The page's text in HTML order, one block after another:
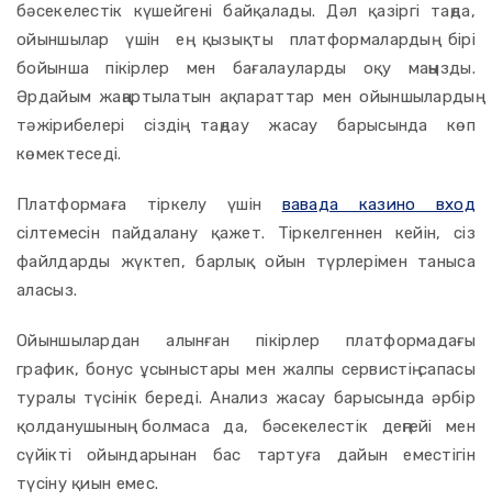
бәсекелестік күшейгені байқалады. Дәл қазіргі таңда,
ойыншылар үшін ең қызықты платформалардың бірі
бойынша пікірлер мен бағалауларды оқу маңызды.
Әрдайым жаңартылатын ақпараттар мен ойыншылардың
тәжірибелері сіздің таңдау жасау барысында көп
көмектеседі.
Платформаға тіркелу үшін вавада казино вход
сілтемесін пайдалану қажет. Тіркелгеннен кейін, сіз
файлдарды жүктеп, барлық ойын түрлерімен таныса
аласыз.
Ойыншылардан алынған пікірлер платформадағы
график, бонус ұсыныстары мен жалпы сервистің сапасы
туралы түсінік береді. Анализ жасау барысында әрбір
қолданушының болмаса да, бәсекелестік деңгейі мен
сүйікті ойындарынан бас тартуға дайын еместігін
түсіну қиын емес.